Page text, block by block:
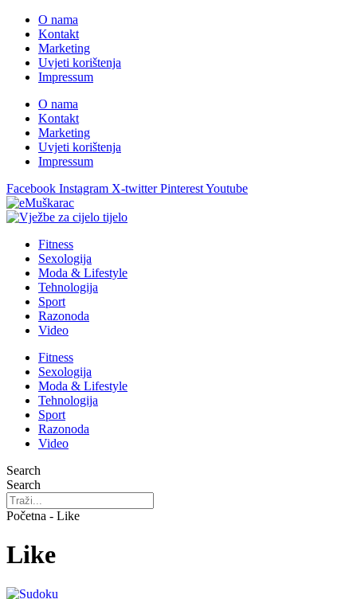
O nama
Kontakt
Marketing
Uvjeti korištenja
Impressum
O nama
Kontakt
Marketing
Uvjeti korištenja
Impressum
Facebook Instagram X-twitter PinterestYoutube
Fitness
Sexologija
Moda & Lifestyle
Tehnologija
Sport
Razonoda
Video
Fitness
Sexologija
Moda & Lifestyle
Tehnologija
Sport
Razonoda
Video
Search
Search
Početna - Like
Like